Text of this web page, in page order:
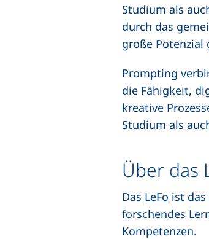
Studium als
durch das
große Potenzial
Prompting
die Fähigkeit,
kreative
Studium als
Über das
Das LeFo ist
forschendes
Kompetenzen.